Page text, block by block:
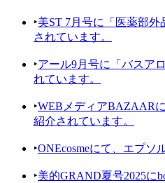
‣美ST 7月号に「医薬部
されています。
‣アール9月号に「バスア
れています。
‣WEBメディアBAZAAR
紹介されています。
‣ONEcosmeにて、エプソ
‣美的GRAND夏号2025に